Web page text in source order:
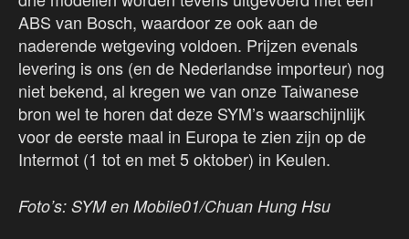
ABS van Bosch, waardoor ze ook aan de
naderende wetgeving voldoen. Prijzen evenals
levering is ons (en de Nederlandse importeur) nog
niet bekend, al kregen we van onze Taiwanese
bron wel te horen dat deze SYM’s waarschijnlijk
voor de eerste maal in Europa te zien zijn op de
Intermot (1 tot en met 5 oktober) in Keulen.
Foto’s: SYM en Mobile01/Chuan Hung Hsu